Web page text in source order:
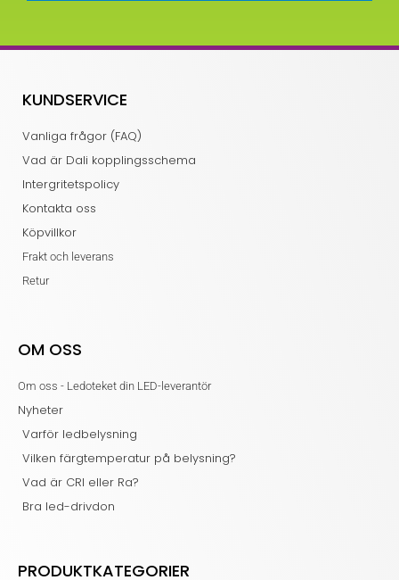
KUNDSERVICE
Vanliga frågor (FAQ)
Vad är Dali kopplingsschema
Intergritetspolicy
Kontakta oss
Köpvillkor
Frakt och leverans
Retur
OM OSS
Om oss - Ledoteket din LED-leverantör
Nyheter
Varför ledbelysning
Vilken färgtemperatur på belysning?
Vad är CRI eller Ra?
Bra led-drivdon
PRODUKTKATEGORIER